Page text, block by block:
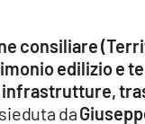
consiliare
edilizio e
infrastrutture,
da